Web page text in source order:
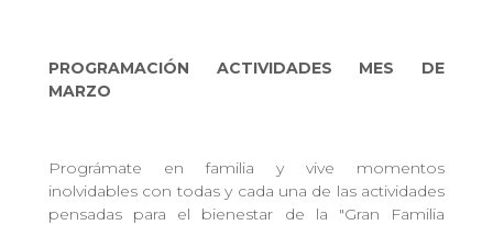
PROGRAMACIÓN ACTIVIDADES MES DE
MARZO
Prográmate en familia y vive momentos
inolvidables con todas y cada una de las actividades
pensadas para el bienestar de la "Gran Familia